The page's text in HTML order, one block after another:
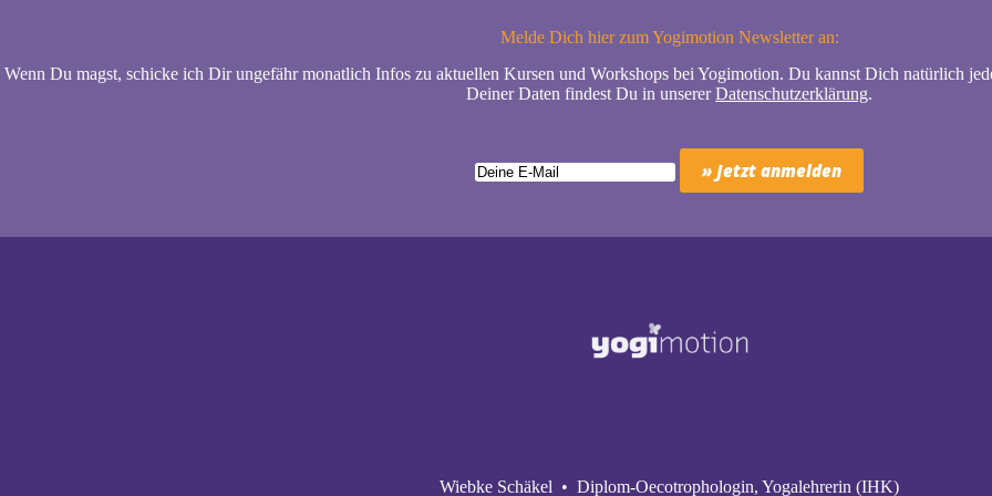
Melde Dich hier zum Yogimotion Newsletter an:
Wenn Du magst, schicke ich Dir ungefähr monatlich Infos zu aktuellen Kursen und Workshops bei Yogimotion. Du kannst Dich natürlich
Deiner Daten findest Du in unsererDatenschutzerklärung.
Wiebke Schäkel • Diplom-Oecotrophologin, Yogalehrerin (IHK)